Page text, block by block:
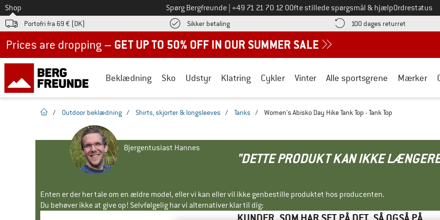
Til
Shop Spørg Bergfreunde Ring til os på
+49 71 21 70 12 0Ofte stillede spørgsmål & hjælpOrdrestatus
Portofri fra 69 € (DK) Sikker betalingFind betalingsoplysningerne her! Åbnes i en infoboks
100 dages returret Gå til
Beklædning Sko Udstyr Klatring Cykler Vinter Alle sportsgrene Mærker
Hjemmeside
/ Outdoor beklædning / Shirts, skjorter & longsleeves / Tanks / Women's Abisko Day Hike Tank Top - Tank Top
Bjergentusiast Hannes
"DETTE PRODUKT KAN IKKE
Enten er der her tale om en ældre model, eller vi kan eller vil ikke genbestille produktet hos producenten.
Du behøver ikke at give op! Selvfølgelig har vi alternativer klar til dig: